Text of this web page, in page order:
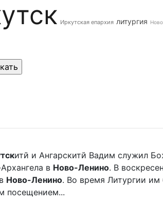
Иркутская епархия литургия
итй и Ангарскитй Вадим служил
в Ново-Ленино. В
Ново-Ленино. Во время Литургии им
посещением...